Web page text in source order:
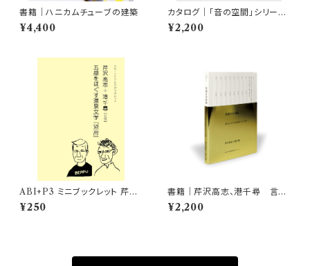
書籍｜ハニカムチューブの建築
¥4,400
カタログ｜「音の空間」シリーズ
#1｜ロルフ・ユリウス｜wind
¥2,200
ABI+P3 ミニブックレット 芹沢
高志+港 千尋 ［対談］ 五感をほ
ぐす温泉文学『別府』
¥250
書籍｜芹沢高志、港千尋 言葉
の宇宙船 わたしたちの本のつ
くり方
¥2,200